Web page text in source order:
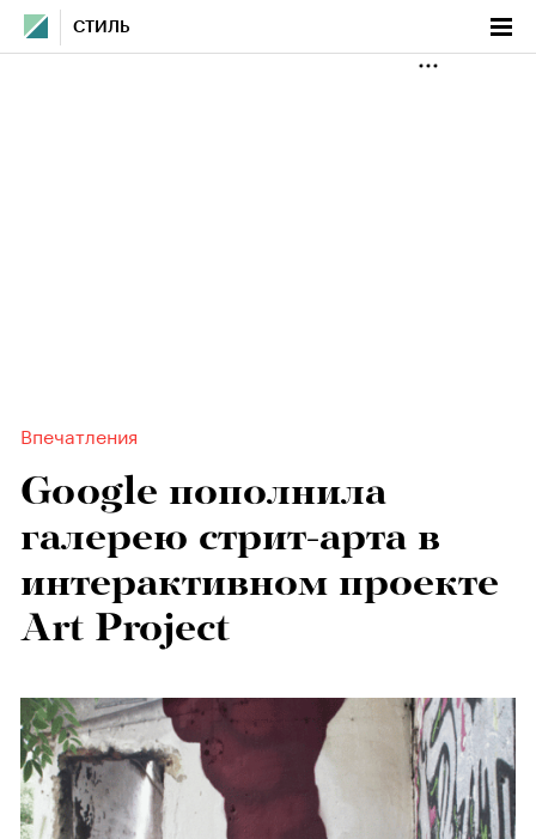
СТИЛЬ
Впечатления
Google пополнила
галерею стрит-арта в
интерактивном проекте
Art Project